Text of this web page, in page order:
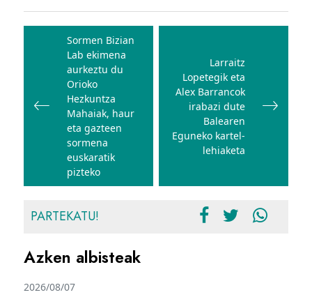
Bidalketetan
zehar
nabigatu
Sormen Bizian
Lab ekimena
aurkeztu du
Orioko
Hezkuntza
Mahaiak, haur
eta gazteen
sormena
euskaratik
pizteko
Larraitz
Lopetegik eta
Alex Barrancok
irabazi dute
Balearen
Eguneko kartel-
lehiaketa
PARTEKATU!
Azken albisteak
2026/08/07